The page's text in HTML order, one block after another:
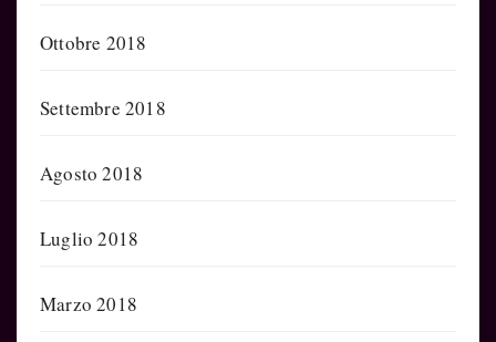
Ottobre 2018
Settembre 2018
Agosto 2018
Luglio 2018
Marzo 2018